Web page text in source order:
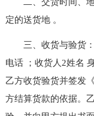
定的送货地 。
三、收货与验货：
电话 ；收货人2姓名
乙方收货验货并签发
方结算货款的依据。